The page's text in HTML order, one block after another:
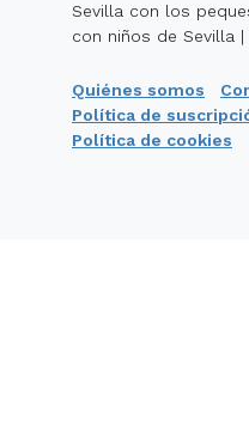
Sevilla con los
con niños de Sevilla
Quiénes somos
Política de
Política de cookies